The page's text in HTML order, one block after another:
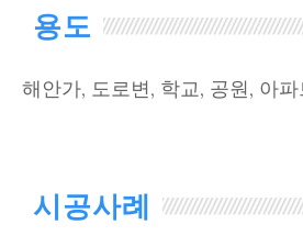
용도
해안가, 도로변, 학교, 공원, 아
시공사례